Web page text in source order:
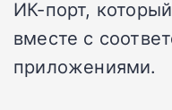
ИК-порт,
вместе с
приложениями.